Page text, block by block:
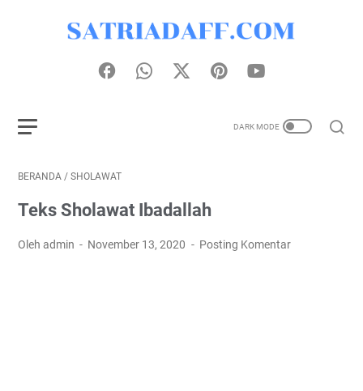
BERANDA / SHOLAWAT
Teks Sholawat Ibadallah
Oleh admin November 13, 2020 Posting Komentar